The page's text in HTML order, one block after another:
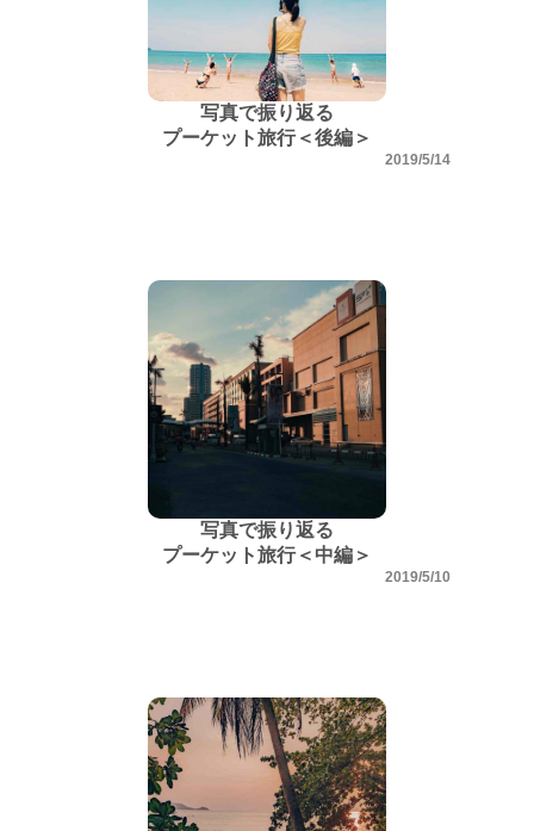
写真で振り返る
プーケット旅行＜後編＞
2019/5/14
写真で振り返る
プーケット旅行＜中編＞
2019/5/10